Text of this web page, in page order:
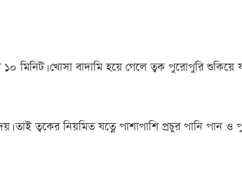
খোসা বাদামি হয়ে গেলে ত্বক পুরোপুরি শুকিয়ে
তাই ত্বকের নিয়মিত যত্নে পাশাপাশি প্রচুর পানি পান ও